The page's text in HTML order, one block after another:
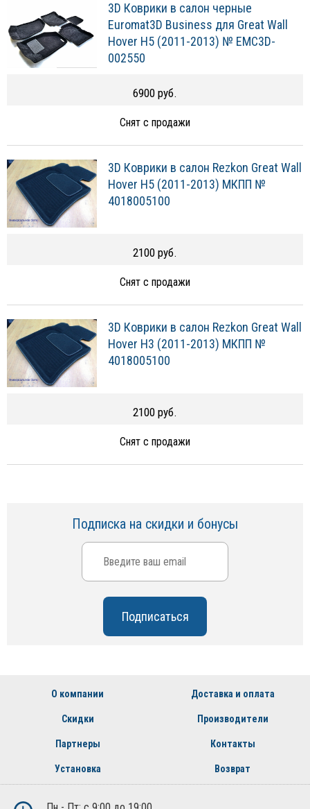
3D Коврики в салон черные
Euromat3D Business для Great Wall
Hover H5 (2011-2013) № EMC3D-
002550
6900 руб.
Снят с продажи
3D Коврики в салон Rezkon Great Wall
Hover H5 (2011-2013) МКПП №
4018005100
2100 руб.
Снят с продажи
3D Коврики в салон Rezkon Great Wall
Hover H3 (2011-2013) МКПП №
4018005100
2100 руб.
Снят с продажи
Подписка на скидки и бонусы
О компании Доставка и оплата
Скидки Производители
Партнеры Контакты
Установка Возврат